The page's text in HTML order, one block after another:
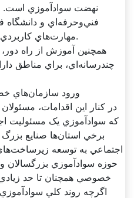
نهضت سوادآموزي است.
فني‌وحرفه‌اي و دانشگاه
مهارت‌هاي کاربردي نيز در کنار سواد پايه ارائه شود.
همچنين آموزش از راه
چندرسانه‌اي، براي مناطق
ورود سازمان‌هاي
در کنار اين اقدامات،
که سوادآموزي يک مسئوليت
برخي استان‌ها صنايع
اجتماعي به توسعه
حوزه سوادآموزي
خصوصي همچنان تا حد
اگرچه روند کلي